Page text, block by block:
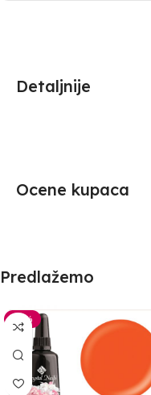
Detaljnije
Ocene kupaca
Predlažemo
-30%